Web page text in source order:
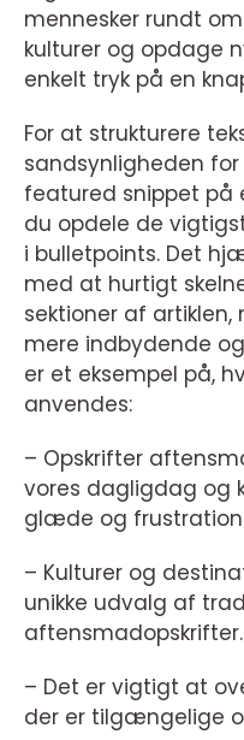
mennesker rundt
kulturer og opdage
enkelt tryk på en
For at strukturere
sandsynligheden
featured snippet på
du opdele de
i bulletpoints. Det
med at hurtigt
sektioner af
mere indbydende
er et eksempel på,
anvendes:
– Opskrifter
vores dagligdag og
glæde og
– Kulturer og
unikke udvalg af
aftensmadopskrifter.
– Det er vigtigt at
der er tilgængelige